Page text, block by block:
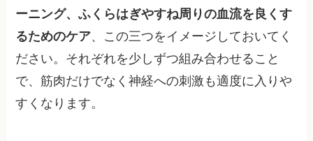
ーニング、ふくらはぎやすね周りの血流を良くす
るためのケア、この三つをイメージしておいてく
ださい。それぞれを少しずつ組み合わせること
で、筋肉だけでなく神経への刺激も適度に入りや
すくなります。